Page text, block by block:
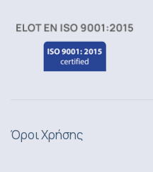
Όροι Χρήσης